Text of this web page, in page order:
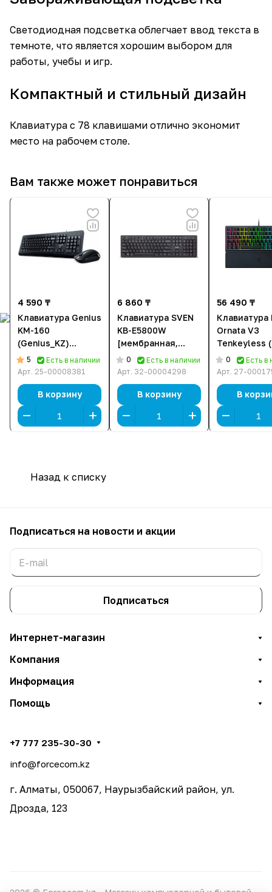
Светодиодная подсветка облегчает ввод текста в
темноте, что является хорошим выбором для
работы, учебы и игр.
Компактный и стильный дизайн
Клавиатура с 78 клавишами отлично экономит
место на рабочем столе.
Вам также может понравиться
4 590 ₸
Клавиатура Genius
KM-160
(Genius_KZ)
[Мембранная,
проводная,
черная]
5
Есть в наличии
Арт. 25-00008381
В корзину
6 860 ₸
Клавиатура SVEN
KB-E5800W
[мембранная,
беспроводная,
черная]
0
Есть в наличии
Арт. 32-00004298
В корзину
56 490 ₸
Клавиатура
Ornata V3
Tenkeyless
04881600-
подсветка,
черная]
0
Есть в
Арт. 27-
В
Назад к списку
Подписаться на новости и акции
Подписаться
Интернет-магазин
Компания
Информация
Помощь
+7 777 235-30-30
info@forcecom.kz
г. Алматы, 050067, Наурызбайский район, ул.
Дрозда, 123